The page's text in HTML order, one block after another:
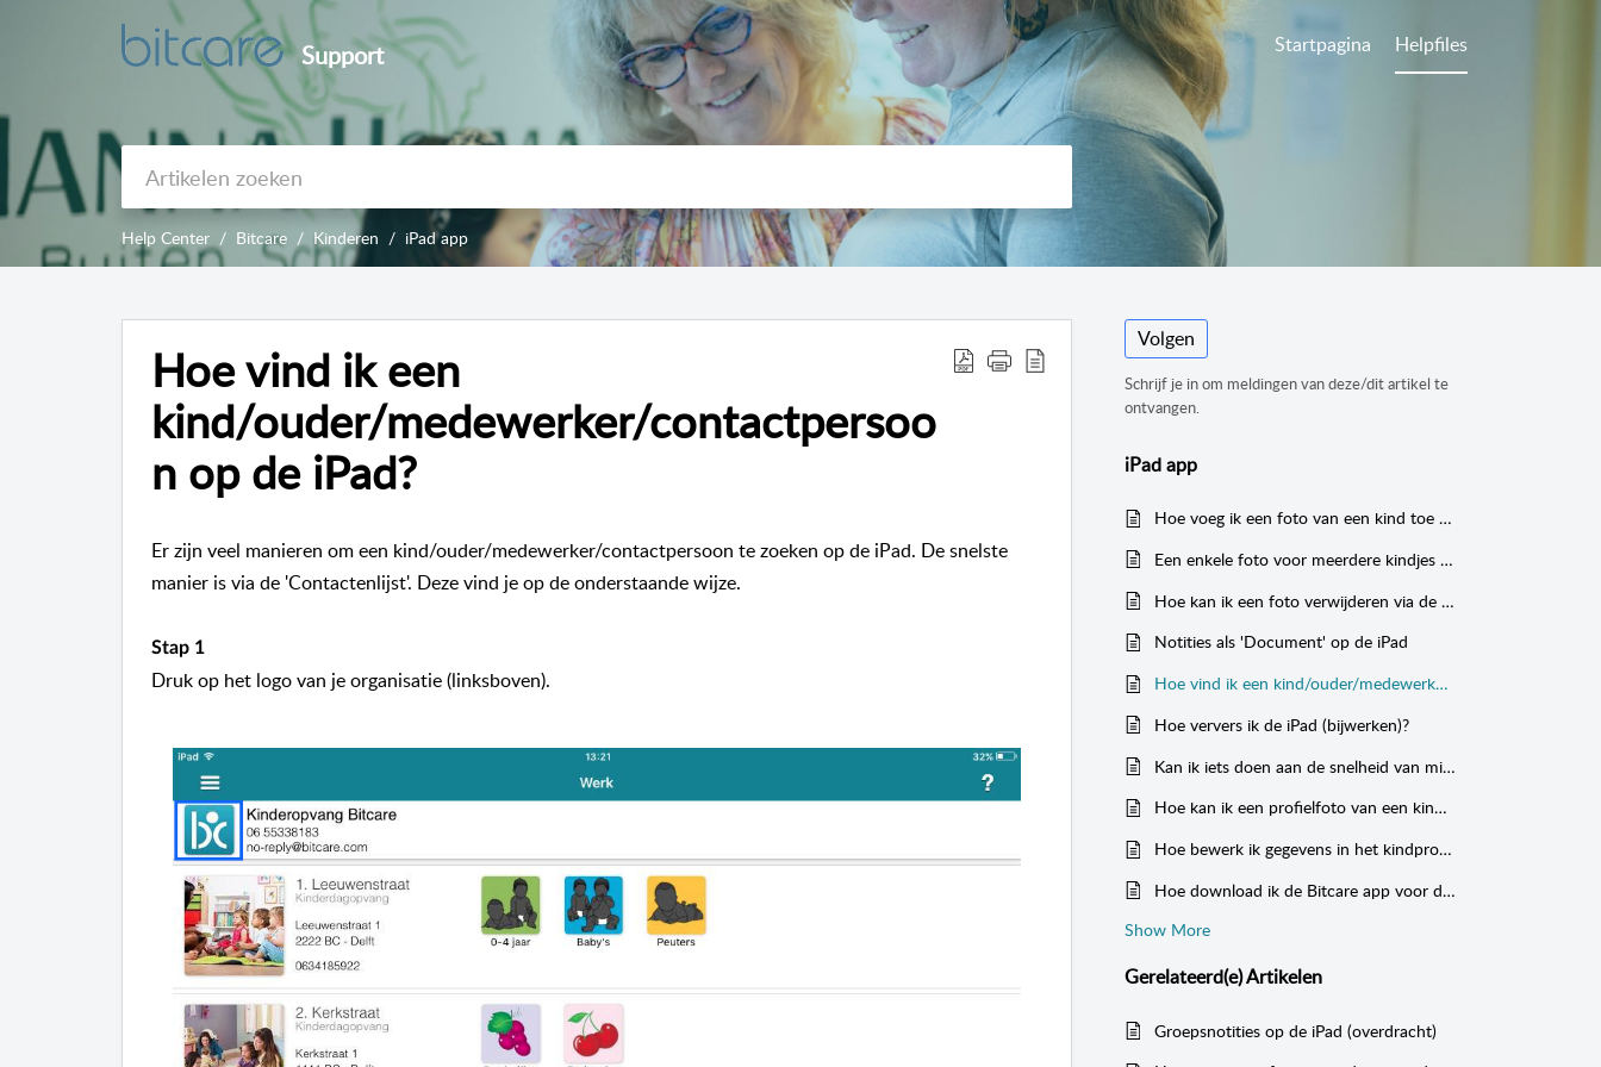
Support Startpagina Helpfiles
Help Center Bitcare Kinderen iPad app
Hoe vind ik een
kind/ouder/medewerker/contactpersoo
n op de iPad?
Er zijn veel manieren om een kind/ouder/medewerker/contactpersoon te zoeken op de iPad. De snelste
manier is via de 'Contactenlijst'. Deze vind je op de onderstaande wijze.
Stap 1
Druk op het logo van je organisatie (linksboven).
Volgen
Schrijf je in om meldingen van deze/dit artikel te
ontvangen.
iPad app
Hoe voeg ik een foto van een kind toe op de iPad?
Een enkele foto voor meerdere kindjes tegelijk uploaden op de iPad
Hoe kan ik een foto verwijderen via de iPad?
Notities als 'Document' op de iPad
Hoe vind ik een kind/ouder/medewerker/contactpersoon op de iPad?
Hoe ververs ik de iPad (bijwerken)?
Kan ik iets doen aan de snelheid van mijn iPad?
Hoe kan ik een profielfoto van een kind toevoegen/wijzigen op de iPad?
Hoe bewerk ik gegevens in het kindprofiel op de iPad?
Hoe download ik de Bitcare app voor de iPad (werkvloer)?
Show More
Gerelateerd(e)Artikelen
Groepsnotities op de iPad (overdracht)